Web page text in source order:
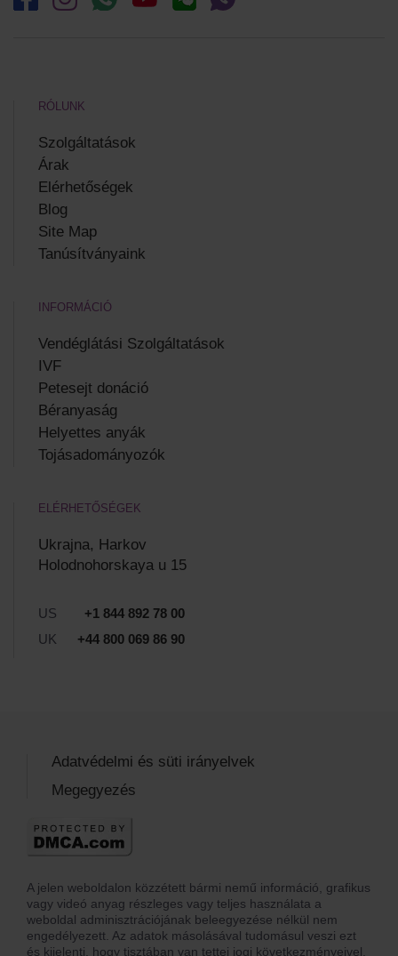
RÓLUNK
Szolgáltatások
Árak
Elérhetőségek
Blog
Site Map
Tanúsítványaink
INFORMÁCIÓ
Vendéglátási Szolgáltatások
IVF
Petesejt donáció
Béranyaság
Helyettes anyák
Tojásadományozók
ELÉRHETŐSÉGEK
Ukrajna, Harkov
Holodnohorskaya u 15
US
+1 844 892 78 00
UK
+44 800 069 86 90
A jelen weboldalon közzétett bármi nemű információ, grafikus
vagy videó anyag részleges vagy teljes használata a
weboldal adminisztrációjának beleegyezése nélkül nem
engedélyezett. Az adatok másolásával tudomásul veszi ezt
és kijelenti, hogy tisztában van tettei jogi következményeivel.
Adatvédelmi és süti irányelvek
Megegyezés